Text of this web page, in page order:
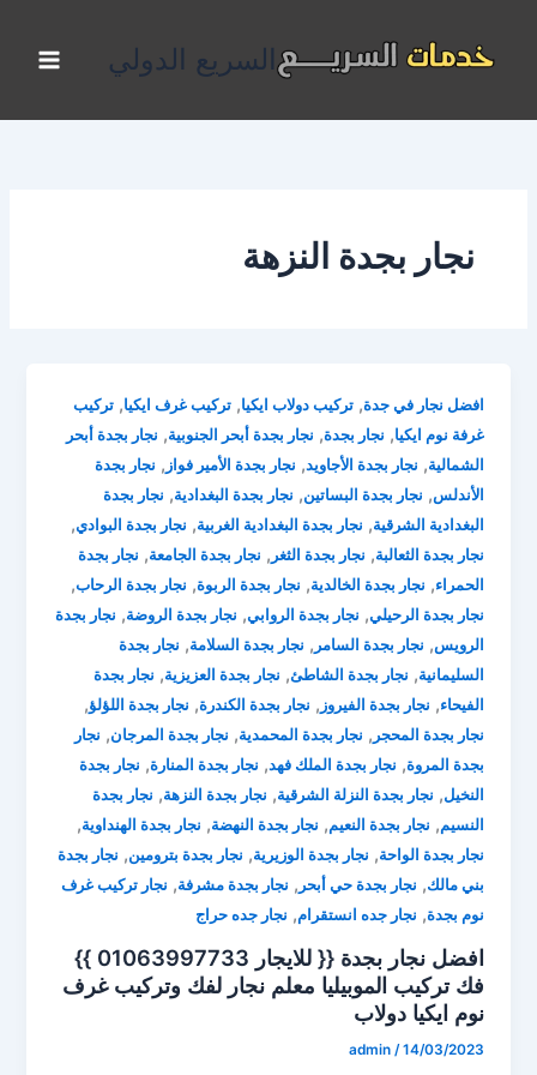
المحتوى
السريع الدولي
نجار بجدة النزهة
افضل نجار في جدة,تركيب دولاب ايكيا,تركيب غرف ايكيا,تركيب
غرفة نوم ايكيا, نجار بجدة, نجار بجدة أبحر الجنوبية, نجار بجدة أبحر
الشمالية, نجار بجدة الأجاويد, نجار بجدة الأمير فواز , نجار بجدة
الأندلس, نجار بجدة البساتين, نجار بجدة البغدادية, نجار بجدة
البغدادية الشرقية, نجار بجدة البغدادية الغربية, نجار بجدة البوادي,
نجار بجدة الثعالبة, نجار بجدة الثغر , نجار بجدة الجامعة, نجار بجدة
الحمراء, نجار بجدة الخالدية, نجار بجدة الربوة, نجار بجدة الرحاب,
نجار بجدة الرحيلي, نجار بجدة الروابي, نجار بجدة الروضة, نجار بجدة
الرويس, نجار بجدة السامر , نجار بجدة السلامة, نجار بجدة
السليمانية, نجار بجدة الشاطئ, نجار بجدة العزيزية, نجار بجدة
الفيحاء, نجار بجدة الفيروز , نجار بجدة الكندرة, نجار بجدة اللؤلؤ,
نجار بجدة المحجر , نجار بجدة المحمدية, نجار بجدة المرجان, نجار
بجدة المروة, نجار بجدة الملك فهد, نجار بجدة المنارة, نجار بجدة
النخيل, نجار بجدة النزلة الشرقية, نجار بجدة النزهة, نجار بجدة
النسيم, نجار بجدة النعيم, نجار بجدة النهضة, نجار بجدة الهنداوية,
نجار بجدة الواحة, نجار بجدة الوزيرية, نجار بجدة بترومين, نجار بجدة
بني مالك, نجار بجدة حي أبحر , نجار بجدة مشرفة, نجار تركيب غرف
نوم بجدة, نجار جده انستقرام, نجار جده حراج
افضل نجار بجدة {{ للايجار 01063997733 }}
فك تركيب الموبيليا ⁦معلم نجار لفك وتركيب غرف
نوم ايكيا دولاب
admin /14/03/2023